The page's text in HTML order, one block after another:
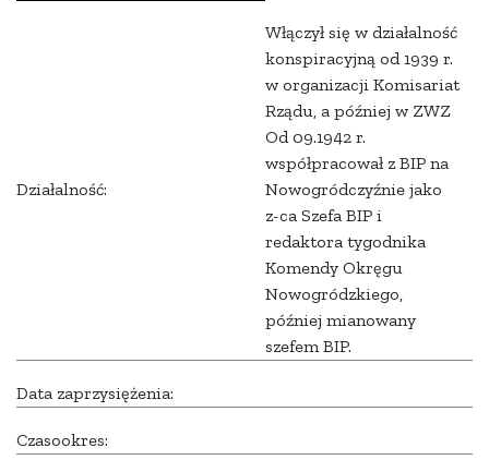
Działalność:
Włączył się w działalność
konspiracyjną od 1939 r.
w organizacji Komisariat
Rządu, a później w ZWZ
Od 09.1942 r.
współpracował z BIP na
Nowogródczyźnie jako
z-ca Szefa BIP i
redaktora tygodnika
Komendy Okręgu
Nowogródzkiego,
później mianowany
szefem BIP.
Data zaprzysiężenia:
Czasookres: